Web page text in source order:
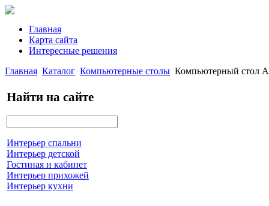
Главная
Карта сайта
Интересные решения
Главная Каталог Компьютерные столы Компьютерный стол
Найти на сайте
Интерьер спальни
Интерьер детской
Гостиная и кабинет
Интерьер прихожей
Интерьер кухни